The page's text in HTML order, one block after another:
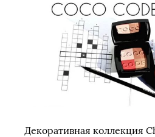
Декоративная коллекция